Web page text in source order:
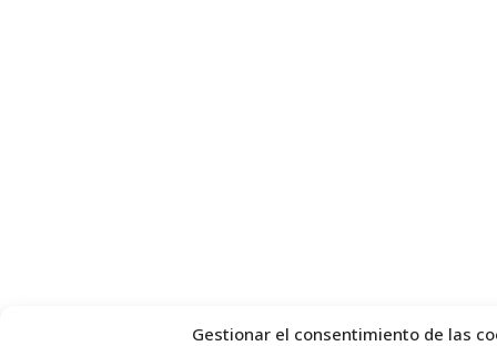
Gestionar el consentimiento de las